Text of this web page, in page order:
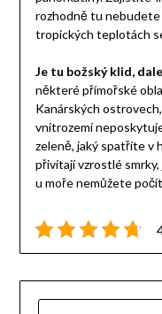
rozhodně tu
tropických teplotách
Je tu božský klid,
některé přímořské
Kanárských
vnitrozemí
zeleně, jaký spatříte v
přivítají vzrostlé smrky,
u moře nemůžete